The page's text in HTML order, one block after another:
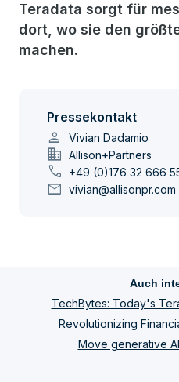
Teradata sorgt für
dort, wo sie den
machen.
Pressekontakt
person Vivian Dadamio
domain Allison+Partners
call +49 (0)176 32 666
mail vivian@allisonpr.com
Auch
TechBytes: Today's
Revolutionizing
Move generative